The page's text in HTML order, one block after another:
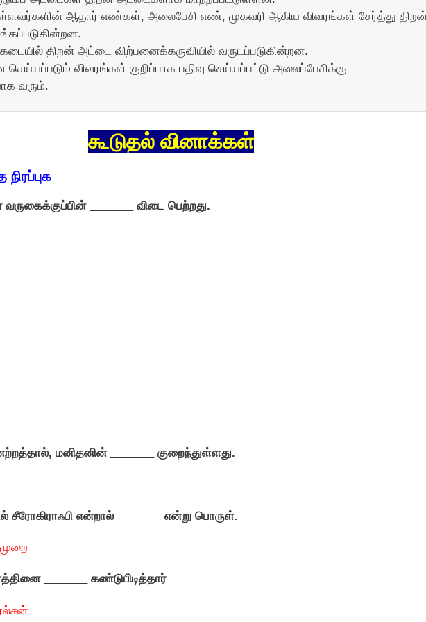
உள்ளவர்களின் ஆதார் எண்கள், அலைபேசி எண், முகவரி ஆகிய விவரங்கள் சேர்த்து
திறன் அட்டை விற்பனைக்கருவியில் வருடப்படுகின்றன.
விவரங்கள் குறிப்பாக பதிவு செய்யப்பட்டு அலைப்பேசிக்கு
வரும்.
கூடுதல் வினாக்கள்
வருகைக்குப்பின் விடை பெற்றது.
மனிதனின் குறைந்துள்ளது.
சீரோகிராஃபி என்றால் என்று பொருள்.
கண்டுபிடித்தார்